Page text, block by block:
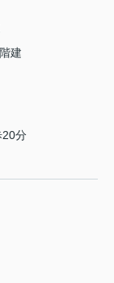
建
20分